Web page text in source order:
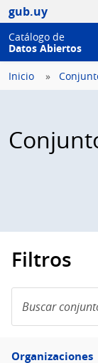
gub.uy
Catálogo de
Datos Abiertos
Inicio
Filtros
conjuntos
de
Filtro
Organizaciones